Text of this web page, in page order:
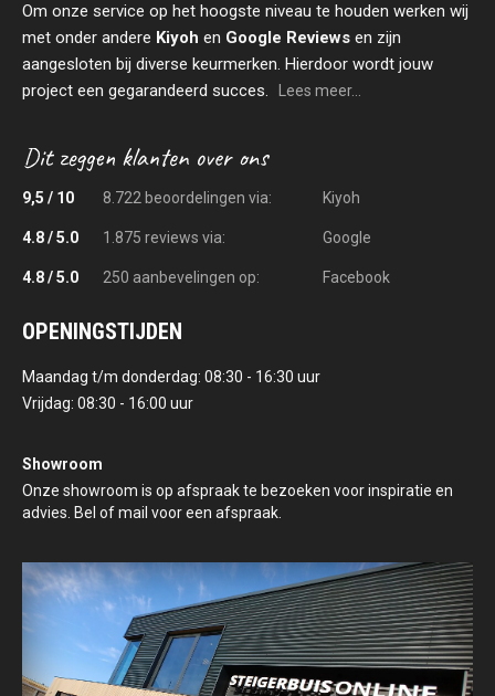
Om onze service op het hoogste niveau te houden werken wij
met onder andere Kiyoh en Google Reviews en zijn
aangesloten bij diverse keurmerken. Hierdoor wordt jouw
project een gegarandeerd succes.
Lees meer...
9,5 / 10 8.722 beoordelingen via: Kiyoh
4.8 / 5.0 1.875 reviews via: Google
4.8 / 5.0 250 aanbevelingen op: Facebook
OPENINGSTIJDEN
Maandag t/m donderdag: 08:30 - 16:30 uur
Vrijdag: 08:30 - 16:00 uur
Showroom
Onze showroom is op afspraak te bezoeken voor inspiratie en
advies. Bel of mail voor een afspraak.